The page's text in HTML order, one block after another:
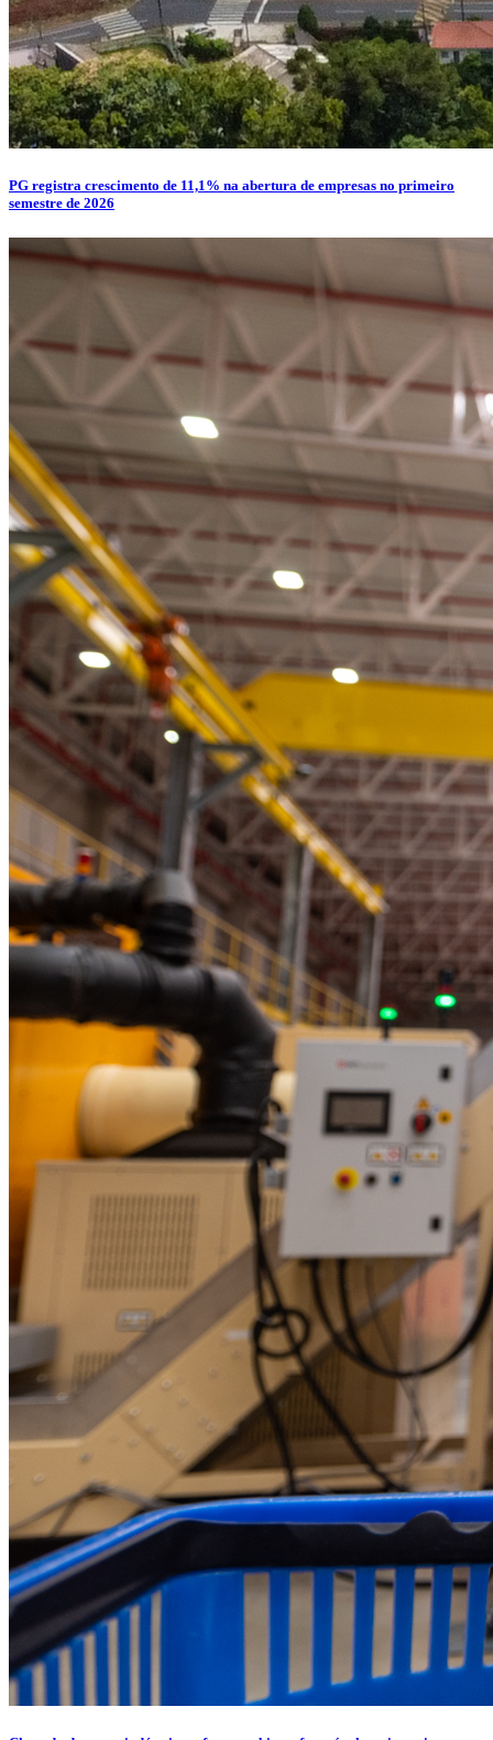
PG registra crescimento de 11,1% na abertura de empresas no primeiro
semestre de 2026